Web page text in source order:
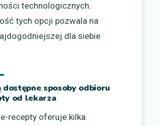
technologicznych.
tych opcji pozwala na
dla siebie
dostępne sposoby odbioru
od lekarza
recepty oferuje kilka